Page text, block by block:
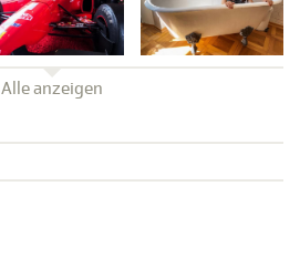
Alle anzeigen